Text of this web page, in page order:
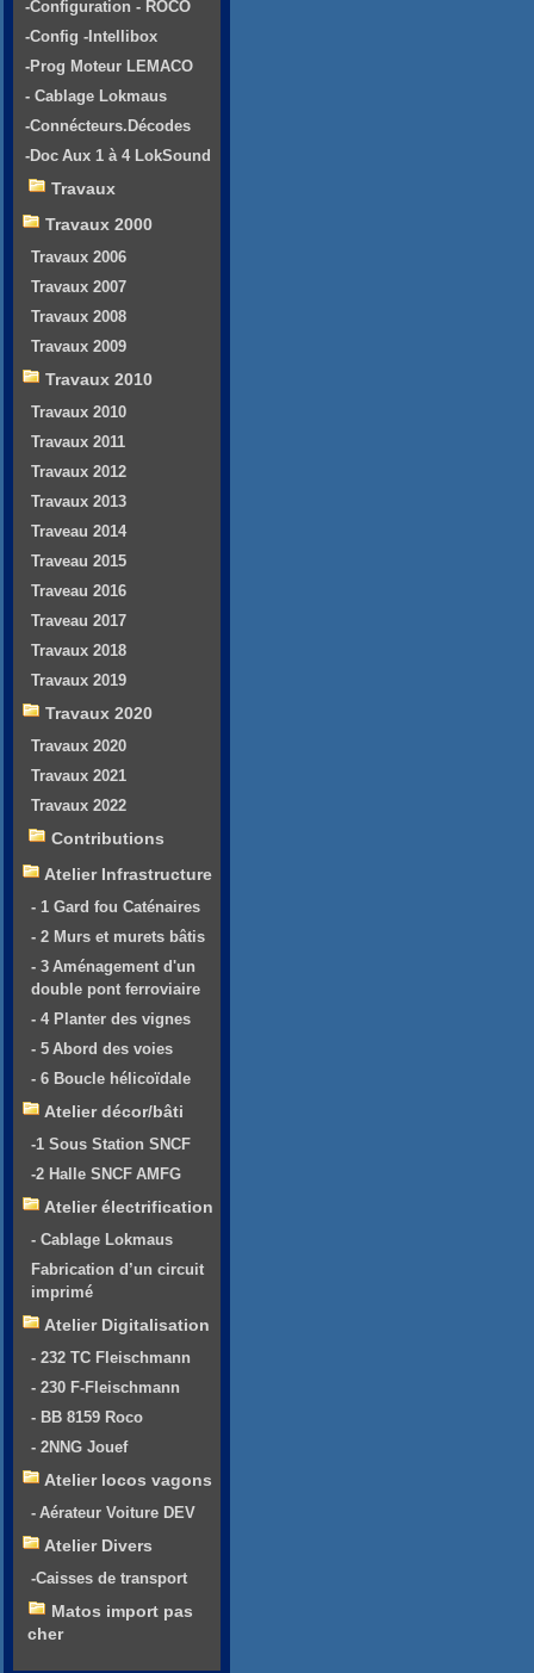
-Configuration - ROCO
-Config -Intellibox
-Prog Moteur LEMACO
- Cablage Lokmaus
-Connécteurs.Décodes
-Doc Aux 1 à 4 LokSound
Travaux
Travaux 2000
Travaux 2006
Travaux 2007
Travaux 2008
Travaux 2009
Travaux 2010
Travaux 2010
Travaux 2011
Travaux 2012
Travaux 2013
Traveau 2014
Traveau 2015
Traveau 2016
Traveau 2017
Travaux 2018
Travaux 2019
Travaux 2020
Travaux 2020
Travaux 2021
Travaux 2022
Contributions
Atelier Infrastructure
- 1 Gard fou Caténaires
- 2 Murs et murets bâtis
- 3 Aménagement d'un
double pont ferroviaire
- 4 Planter des vignes
- 5 Abord des voies
- 6 Boucle hélicoïdale
Atelier décor/bâti
-1 Sous Station SNCF
-2 Halle SNCF AMFG
Atelier électrification
- Cablage Lokmaus
Fabrication d’un circuit
imprimé
Atelier Digitalisation
- 232 TC Fleischmann
- 230 F-Fleischmann
- BB 8159 Roco
- 2NNG Jouef
Atelier locos vagons
- Aérateur Voiture DEV
Atelier Divers
-Caisses de transport
Matos import pas
cher